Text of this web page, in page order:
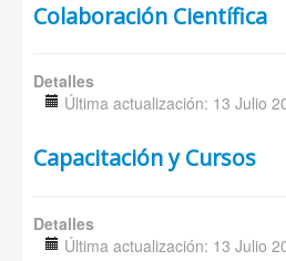
Colaboración Científica
Detalles
Última actualización: 13 Julio
Capacitación y Cursos
Detalles
Última actualización: 13 Julio